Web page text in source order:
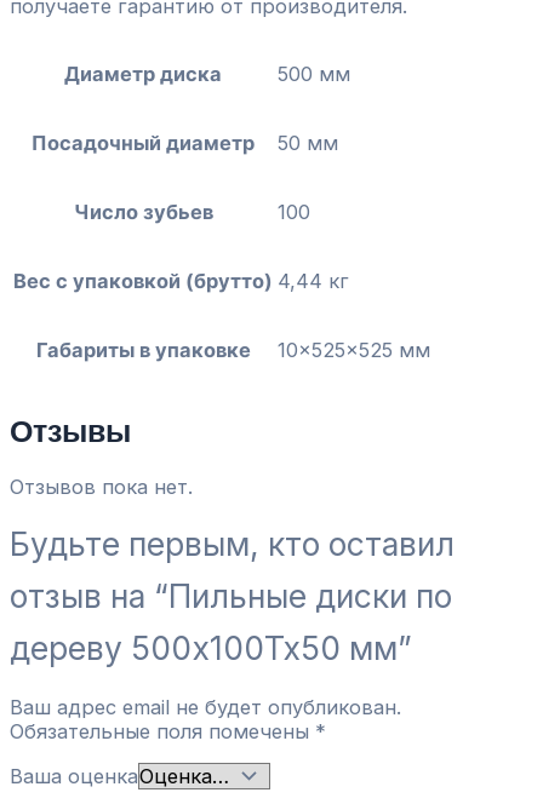
получаете гарантию от производителя.
Диаметр диска 500 мм
Посадочный диаметр 50 мм
Число зубьев 100
Вес с упаковкой (брутто) 4,44 кг
Габариты в упаковке 10x525x525 мм
Отзывы
Отзывов пока нет.
Будьте первым, кто оставил
отзыв на “Пильные диски по
дереву 500x100Tx50 мм”
Ваш адрес email не будет опубликован.
Обязательные поля помечены *
Ваша оценка